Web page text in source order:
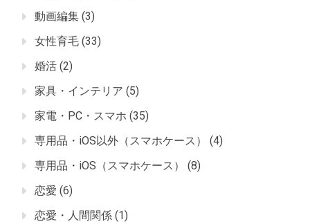
動画編集 (3)
女性育毛 (33)
婚活 (2)
家具・インテリア (5)
家電・PC・スマホ (35)
専用品・iOS以外（スマホケース）
(4)
専用品・iOS（スマホケース）
(8)
恋愛 (6)
恋愛・人間関係 (1)